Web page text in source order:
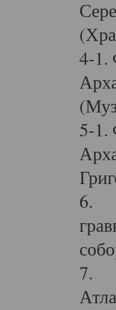
4-1.
5-1.
6.
7.